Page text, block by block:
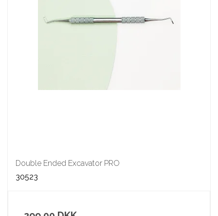
Double Ended Excavator PRO
30523